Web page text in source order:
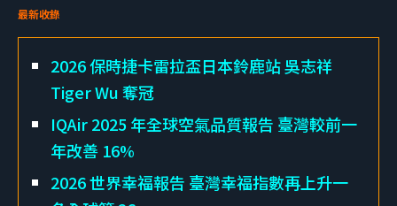
最新收錄
2026 保時捷卡雷拉盃日本鈴鹿站 吳志祥
Tiger Wu 奪冠
IQAir 2025 年全球空氣品質報告 臺灣較前一
年改善 16%
2026 世界幸福報告 臺灣幸福指數再上升一